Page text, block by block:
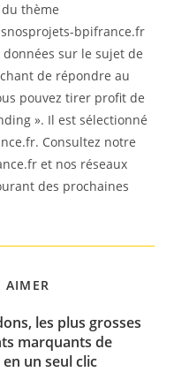
thème
bpifrance.fr
sur le sujet de
de répondre au
pouvez tirer profit de
». Il est sélectionné
Consultez notre
et nos réseaux
des prochaines
AIMER
les plus grosses
marquants de
un seul clic